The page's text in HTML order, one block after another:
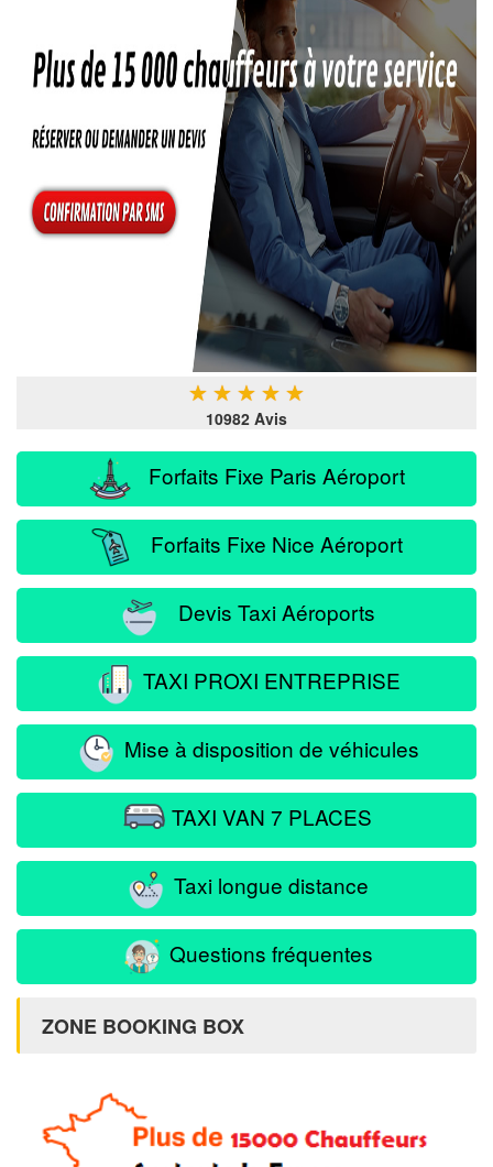
★ ★ ★ ★ ★
10982 Avis
Forfaits Fixe Paris Aéroport
Forfaits Fixe Nice Aéroport
Devis Taxi Aéroports
TAXI PROXI ENTREPRISE
Mise à disposition de véhicules
TAXI VAN 7 PLACES
Taxi longue distance
Questions fréquentes
ZONE BOOKING BOX